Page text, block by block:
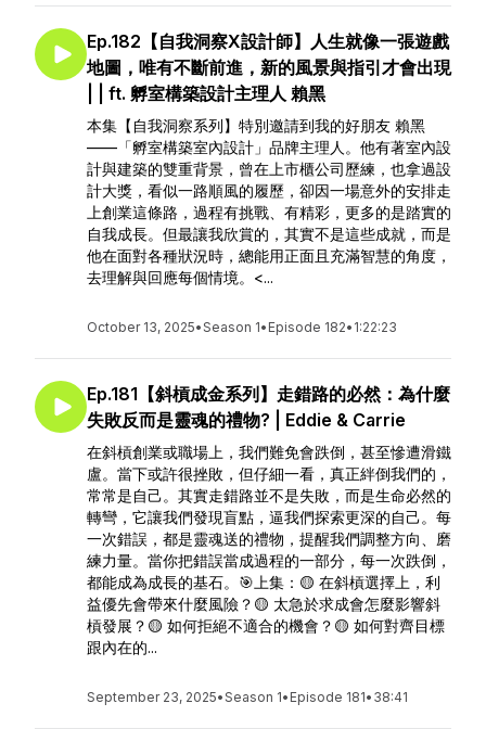
Ep.182【自我洞察X設計師】人生就像一張遊戲
地圖，唯有不斷前進，新的風景與指引才會出現
| | ft. 孵室構築設計主理人 賴黑
本集【自我洞察系列】特別邀請到我的好朋友 賴黑
——「孵室構築室內設計」品牌主理人。他有著室內設
計與建築的雙重背景，曾在上市櫃公司歷練，也拿過設
計大獎，看似一路順風的履歷，卻因一場意外的安排走
上創業這條路，過程有挑戰、有精彩，更多的是踏實的
自我成長。但最讓我欣賞的，其實不是這些成就，而是
他在面對各種狀況時，總能用正面且充滿智慧的角度，
去理解與回應每個情境。<...
October 13, 2025•Season 1• Episode 182• 1:22:23
Ep.181【斜槓成金系列】走錯路的必然：為什麼
失敗反而是靈魂的禮物? | Eddie & Carrie
在斜槓創業或職場上，我們難免會跌倒，甚至慘遭滑鐵
盧。當下或許很挫敗，但仔細一看，真正絆倒我們的，
常常是自己。其實走錯路並不是失敗，而是生命必然的
轉彎，它讓我們發現盲點，逼我們探索更深的自己。每
一次錯誤，都是靈魂送的禮物，提醒我們調整方向、磨
練力量。當你把錯誤當成過程的一部分，每一次跌倒，
都能成為成長的基石。🎯上集：🟡 在斜槓選擇上，利
益優先會帶來什麼風險？🟡 太急於求成會怎麼影響斜
槓發展？🟡 如何拒絕不適合的機會？🟡 如何對齊目標
跟內在的...
September 23, 2025•Season 1• Episode 181• 38:41